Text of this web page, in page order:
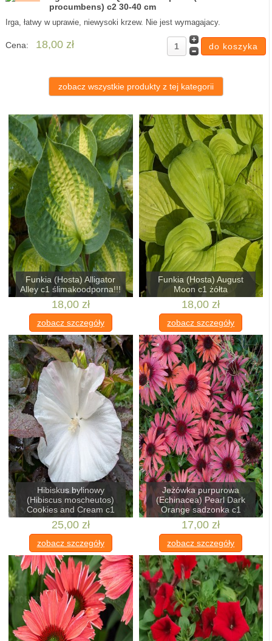
procumbens) c2 30-40 cm
Irga, łatwy w uprawie, niewysoki krzew. Nie jest wymagajacy.
Cena: 18,00 zł
zobacz wszystkie produkty z tej kategorii
Funkia (Hosta) Alligator
Alley c1 ślimakoodporna!!!
18,00 zł
zobacz szczegóły
Funkia (Hosta) August
Moon c1 żółta
18,00 zł
zobacz szczegóły
Hibiskus bylinowy
(Hibiscus moscheutos)
Cookies and Cream c1
25,00 zł
zobacz szczegóły
Jeżówka purpurowa
(Echinacea) Pearl Dark
Orange sadzonka c1
17,00 zł
zobacz szczegóły